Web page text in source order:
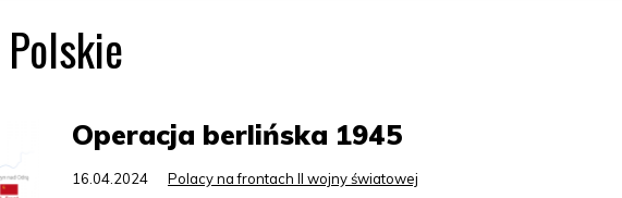
Operacja berlińska 1945
16.04.2024 Polacy na frontach II wojny światowej